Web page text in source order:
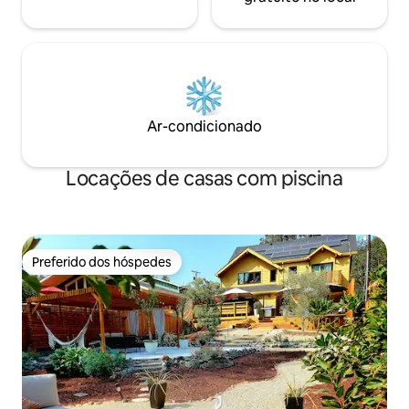
Ar-condicionado
Locações de casas com piscina
Preferido dos hóspedes
Preferido dos hóspedes